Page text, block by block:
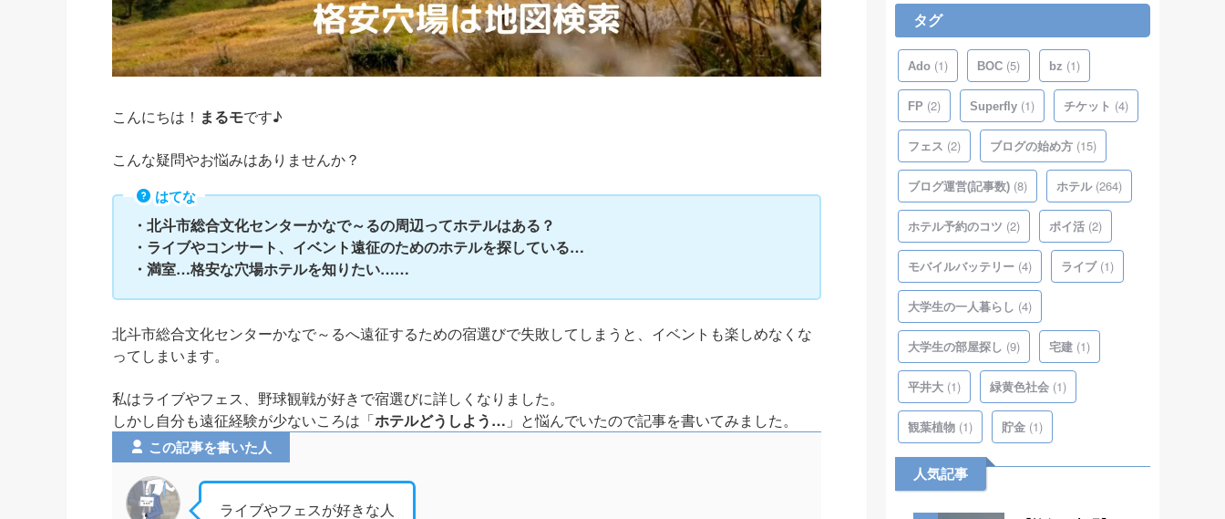
こんにちは！ まるモです♪
こんな疑問やお悩みはありませんか？
はてな
・北斗市総合文化センターかなで～るの周辺ってホテルはある？
・ライブやコンサート、イベント遠征のためのホテルを探している…
・満室…格安な穴場ホテルを知りたい……
北斗市総合文化センターかなで～るへ遠征するための宿選びで失敗してしまうと、イベントも楽しめなくな
ってしまいます。
私はライブやフェス、野球観戦が好きで宿選びに詳しくなりました。
しかし自分も遠征経験が少ないころは「ホテルどうしよう… 」と悩んでいたので記事を書いてみました。
この記事を書いた人
ライブやフェスが好きな人
タグ
Ado (1) BOC (5) bz (1)
FP (2) Superfly (1) チケット (4)
フェス (2) ブログの始め方 (15)
ブログ運営(記事数) (8) ホテル(264)
ホテル予約のコツ (2) ポイ活 (2)
モバイルバッテリー (4) ライブ(1)
大学生の一人暮らし (4)
大学生の部屋探し (9) 宅建 (1)
平井大 (1) 緑黄色社会 (1)
観葉植物 (1) 貯金 (1)
人気記事